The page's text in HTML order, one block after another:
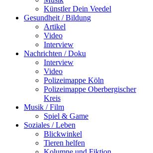
Künstler Dein Veedel
Gesundheit / Bildung
Artikel
Video
Interview
Nachrichten / Doku
Interview
Video
Polizeimappe Köln
Polizeimappe Oberbergischer
Kreis
Musik / Film
Spiel & Game
Soziales / Leben
Blickwinkel
Tieren helfen